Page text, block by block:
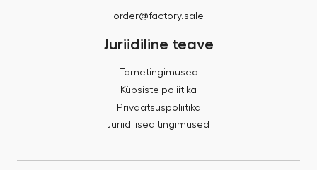
order@factory.sale
Juriidiline teave
Tarnetingimused
Küpsiste poliitika
Privaatsuspoliitika
Juriidilised tingimused